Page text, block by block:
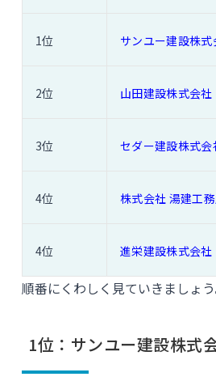
1位 サンユー建設株式
2位 山田建設株式会社
3位 セダー建設株式会
4位 株式会社 湯建工
4位 進栄建設株式会社
順番にくわしく見ていきましょう
1位：サンユー建設株式